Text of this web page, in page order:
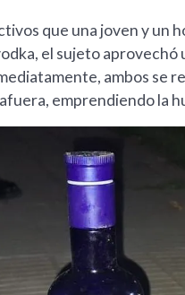
que una joven y un
el sujeto
ambos se
emprendiendo la